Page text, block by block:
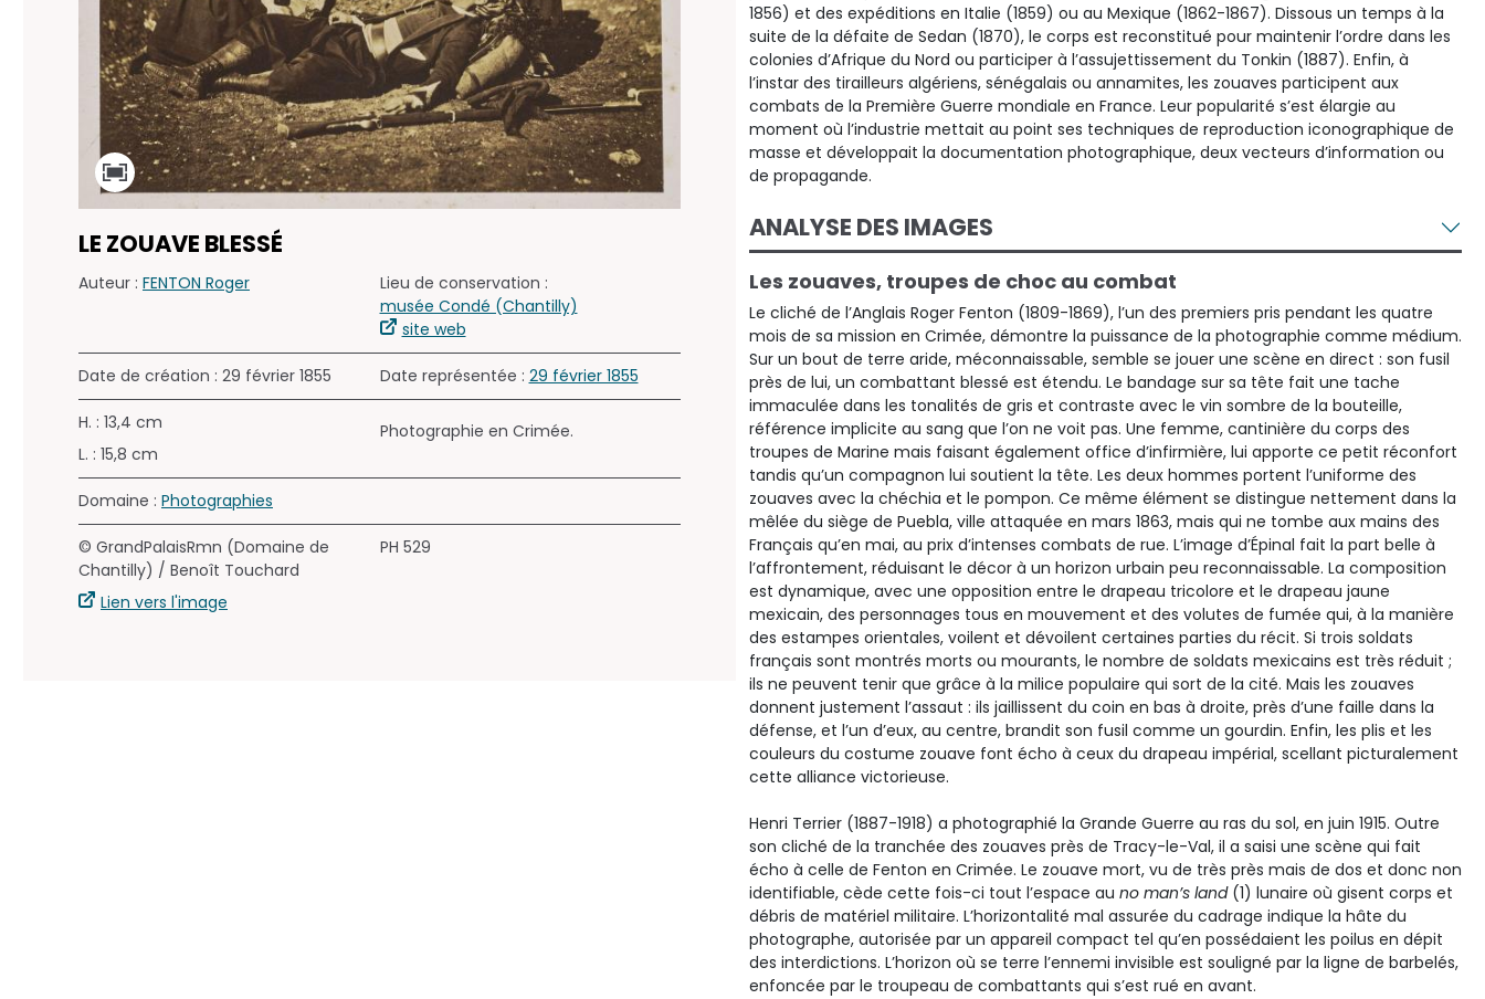
LE ZOUAVE BLESSÉ
Auteur : FENTON Roger
Lieu de conservation :
musée Condé (Chantilly)
site web
Date de création : 29 février 1855 Date représentée : 29 février 1855
H. : 13,4 cm
L. : 15,8 cm
Photographie en Crimée.
Domaine : Photographies
© GrandPalaisRmn (Domaine de
Chantilly) / Benoît Touchard
Lien vers l'image
PH 529
1856) et des expéditions en Italie (1859) ou au Mexique (1862-1867). Dissous un temps à la
suite de la défaite de Sedan (1870), le corps est reconstitué pour maintenir l’ordre dans les
colonies d’Afrique du Nord ou participer à l’assujettissement du Tonkin (1887). Enfin, à
l’instar des tirailleurs algériens, sénégalais ou annamites, les zouaves participent aux
combats de la Première Guerre mondiale en France. Leur popularité s’est élargie au
moment où l’industrie mettait au point ses techniques de reproduction iconographique de
masse et développait la documentation photographique, deux vecteurs d’information ou
de propagande.
ANALYSE DES IMAGES
Les zouaves, troupes de choc au combat
Le cliché de l’Anglais Roger Fenton (1809-1869), l’un des premiers pris pendant les quatre
mois de sa mission en Crimée, démontre la puissance de la photographie comme médium.
Sur un bout de terre aride, méconnaissable, semble se jouer une scène en direct : son fusil
près de lui, un combattant blessé est étendu. Le bandage sur sa tête fait une tache
immaculée dans les tonalités de gris et contraste avec le vin sombre de la bouteille,
référence implicite au sang que l’on ne voit pas. Une femme, cantinière du corps des
troupes de Marine mais faisant également office d’infirmière, lui apporte ce petit réconfort
tandis qu’un compagnon lui soutient la tête. Les deux hommes portent l’uniforme des
zouaves avec la chéchia et le pompon. Ce même élément se distingue nettement dans la
mêlée du siège de Puebla, ville attaquée en mars 1863, mais qui ne tombe aux mains des
Français qu’en mai, au prix d’intenses combats de rue. L’image d’Épinal fait la part belle à
l’affrontement, réduisant le décor à un horizon urbain peu reconnaissable. La composition
est dynamique, avec une opposition entre le drapeau tricolore et le drapeau jaune
mexicain, des personnages tous en mouvement et des volutes de fumée qui, à la manière
des estampes orientales, voilent et dévoilent certaines parties du récit. Si trois soldats
français sont montrés morts ou mourants, le nombre de soldats mexicains est très réduit ;
ils ne peuvent tenir que grâce à la milice populaire qui sort de la cité. Mais les zouaves
donnent justement l’assaut : ils jaillissent du coin en bas à droite, près d’une faille dans la
défense, et l’un d’eux, au centre, brandit son fusil comme un gourdin. Enfin, les plis et les
couleurs du costume zouave font écho à ceux du drapeau impérial, scellant picturalement
cette alliance victorieuse.
Henri Terrier (1887-1918) a photographié la Grande Guerre au ras du sol, en juin 1915. Outre
son cliché de la tranchée des zouaves près de Tracy-le-Val, il a saisi une scène qui fait
écho à celle de Fenton en Crimée. Le zouave mort, vu de très près mais de dos et donc non
identifiable, cède cette fois-ci tout l’espace au no man’s land (1) lunaire où gisent corps et
débris de matériel militaire. L’horizontalité mal assurée du cadrage indique la hâte du
photographe, autorisée par un appareil compact tel qu’en possédaient les poilus en dépit
des interdictions. L’horizon où se terre l’ennemi invisible est souligné par la ligne de barbelés,
enfoncée par le troupeau de combattants qui s’est rué en avant.